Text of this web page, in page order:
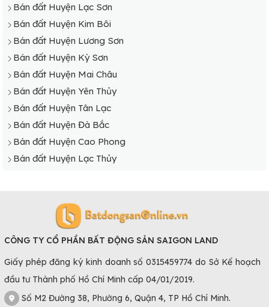
Bán đất Huyện Lạc Sơn
Bán đất Huyện Kim Bôi
Bán đất Huyện Lương Sơn
Bán đất Huyện Kỳ Sơn
Bán đất Huyện Mai Châu
Bán đất Huyện Yên Thủy
Bán đất Huyện Tân Lạc
Bán đất Huyện Đà Bắc
Bán đất Huyện Cao Phong
Bán đất Huyện Lạc Thủy
CÔNG TY CỔ PHẦN BẤT ĐỘNG SẢN SAIGON LAND
Giấy phép đăng ký kinh doanh số 0315459774 do Sở Kế hoạch
đầu tư Thành phố Hồ Chí Minh cấp 04/01/2019.
Số M2 Đường 38, Phường 6, Quận 4, TP Hồ Chí Minh.